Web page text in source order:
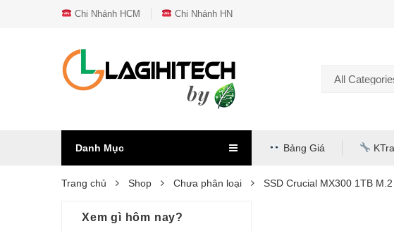
Chi Nhánh HCM Chi Nhánh HN
All
Danh Mục Bảng Giá
Trang chủ Shop Chưa phân loại SSD Crucial MX300 1TB
Xem gì hôm nay?